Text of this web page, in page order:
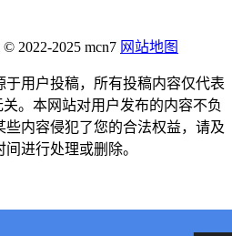
2022-2025 mcn7 网站地图
用户投稿，所有投稿内容仅代表
。本网站对用户发布的内容不负
内容侵犯了您的合法权益，请及
进行处理或删除。